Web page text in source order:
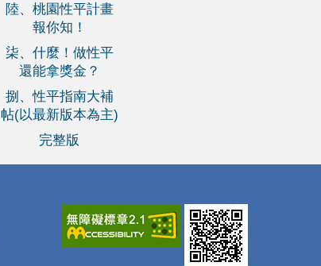
陸、桃園性平計畫
報你知！
柒、什麼！做性平
還能拿獎金？
捌、性平指南大補
帖(以最新版本為主)
完整版